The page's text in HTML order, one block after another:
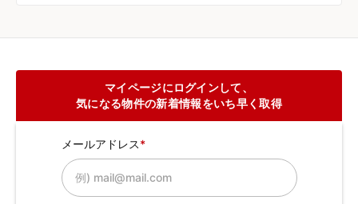
マイページにログインして、
気になる物件の新着情報をいち早く取得
メールアドレス